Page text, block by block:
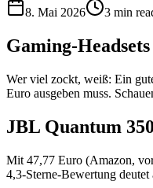
8. Mai 2026 3 min
Gaming-
Wer viel zockt, weiß: Ein
Euro ausgeben muss.
JBL Quantum
Mit 47,77 Euro (Amazon,
4,3-Sterne-Bewertung